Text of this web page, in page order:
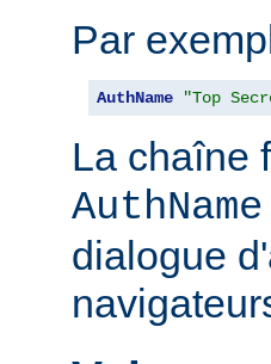
Par
AuthName "Top
La chaîne
AuthName
dialogue